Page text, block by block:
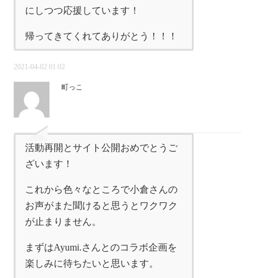
にしつつ応援しています！
帰ってきてくれてありがとう！！！
2021-04-02 01:02
町っこ
活動再開とサイト公開おめでとうご
ざいます！
これから色々なところで小倉さんの
お声がまた聞けると思うとワクワク
が止まりません。
まずはAyumi.さんとのコラボ企画を
楽しみに待ちたいと思います。